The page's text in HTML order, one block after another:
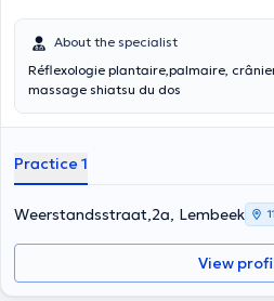
About the specialist
Réflexologie plantaire,palmaire,
massage shiatsu du dos
Practice 1
Weerstandsstraat,2a, Lembeek
View